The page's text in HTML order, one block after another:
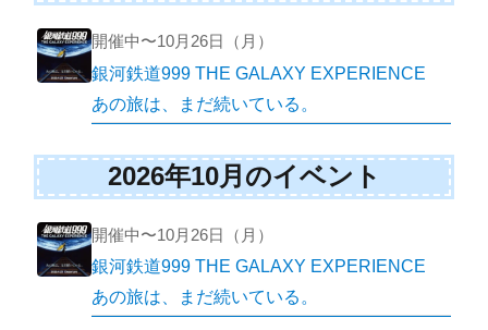
開催中〜10月26日（月）
銀河鉄道999 THE GALAXY EXPERIENCE
あの旅は、まだ続いている。
2026年10月のイベント
開催中〜10月26日（月）
銀河鉄道999 THE GALAXY EXPERIENCE
あの旅は、まだ続いている。